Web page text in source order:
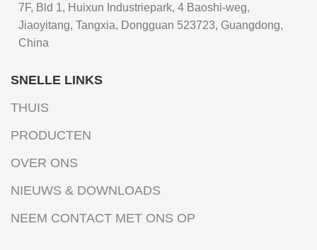
7F, Bld 1, Huixun Industriepark, 4 Baoshi-weg,
Jiaoyitang, Tangxia, Dongguan 523723, Guangdong,
China
SNELLE LINKS
THUIS
PRODUCTEN
OVER ONS
NIEUWS & DOWNLOADS
NEEM CONTACT MET ONS OP